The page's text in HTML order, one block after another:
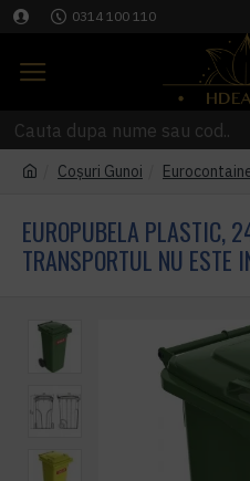
0314 100 110
Coşuri Gunoi
EUROPUBELA PLASTIC,
TRANSPORTUL NU ESTE